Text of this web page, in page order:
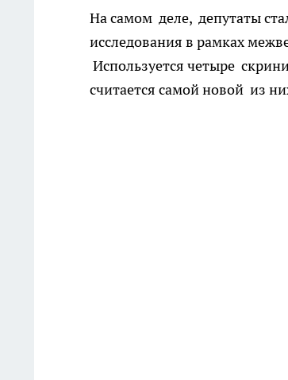
На самом деле, депутаты
исследования в рамках
Используется четыре
считается самой новой из